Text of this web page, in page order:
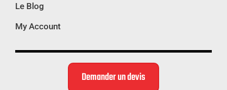
Le Blog
My Account
Demander un devis